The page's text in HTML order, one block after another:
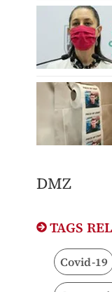
DMZ
TAGS
Covid-19